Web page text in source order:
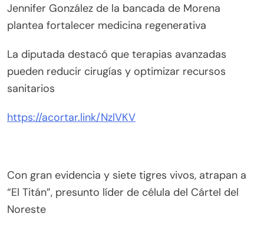
Jennifer González de la bancada de Morena
plantea fortalecer medicina regenerativa
La diputada destacó que terapias avanzadas
pueden reducir cirugías y optimizar recursos
sanitarios
https://acortar.link/NzlVKV
Con gran evidencia y siete tigres vivos, atrapan a
“El Titán”, presunto líder de célula del Cártel del
Noreste